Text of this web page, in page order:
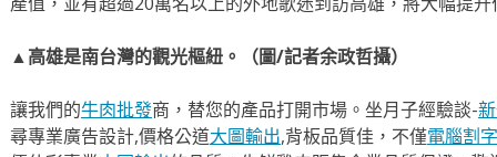
▲高雄是南台灣的觀光樞紐。（圖/記者余政哲攝）
讓我們的牛肉批發商，替您的產品打開市場。坐月子經驗談-
尋專業廣告設計,價格公道大圖輸出,背板品質佳，不僅電腦割字